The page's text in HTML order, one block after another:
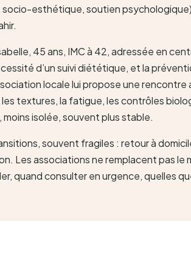
esthétique, soutien
45 ans, IMC à 42, adressée en
d’un suivi diététique, et la
locale lui propose une
textures, la fatigue, les contrôles
moins isolée, souvent plus stable.
souvent fragiles : retour à
Les associations ne remplacent pas
quand consulter en urgence, quelles